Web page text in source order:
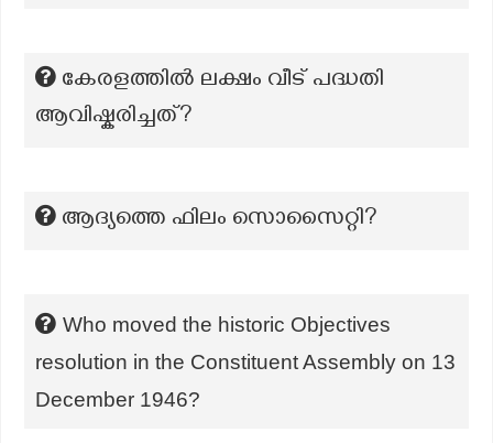
കേരളത്തിൽ ലക്ഷം വീട് പദ്ധതി
ആവിഷ്കരിച്ചത്?
ആദ്യത്തെ ഫിലം സൊസൈറ്റി?
Who moved the historic Objectives
resolution in the Constituent Assembly on 13
December 1946?